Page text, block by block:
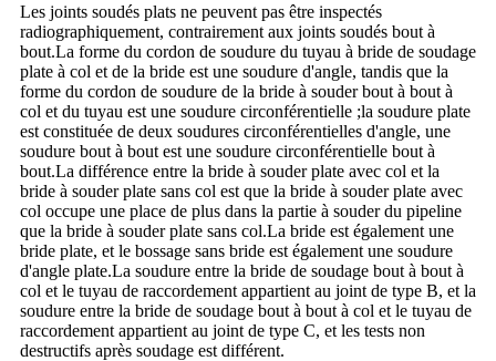
Les joints soudés plats ne peuvent pas être inspectés
radiographiquement, contrairement aux joints soudés bout à
bout.La forme du cordon de soudure du tuyau à bride de soudage
plate à col et de la bride est une soudure d'angle, tandis que la
forme du cordon de soudure de la bride à souder bout à bout à
col et du tuyau est une soudure circonférentielle ;la soudure plate
est constituée de deux soudures circonférentielles d'angle, une
soudure bout à bout est une soudure circonférentielle bout à
bout.La différence entre la bride à souder plate avec col et la
bride à souder plate sans col est que la bride à souder plate avec
col occupe une place de plus dans la partie à souder du pipeline
que la bride à souder plate sans col.La bride est également une
bride plate, et le bossage sans bride est également une soudure
d'angle plate.La soudure entre la bride de soudage bout à bout à
col et le tuyau de raccordement appartient au joint de type B, et la
soudure entre la bride de soudage bout à bout à col et le tuyau de
raccordement appartient au joint de type C, et les tests non
destructifs après soudage est différent.